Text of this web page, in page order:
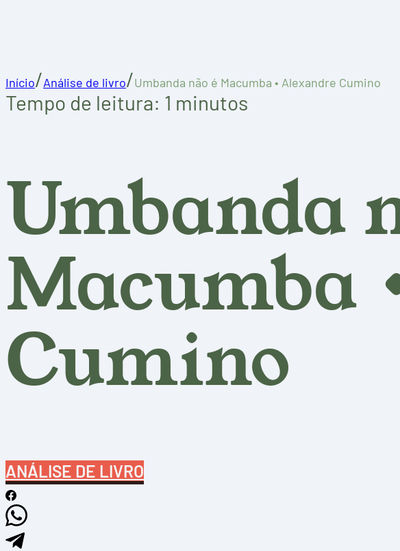
Início/Análise de livro/Umbanda não é Macumba • Alexandre Cumino
Tempo de leitura: 1 minutos
Umbanda
Macumba
Cumino
ANÁLISE DE LIVRO